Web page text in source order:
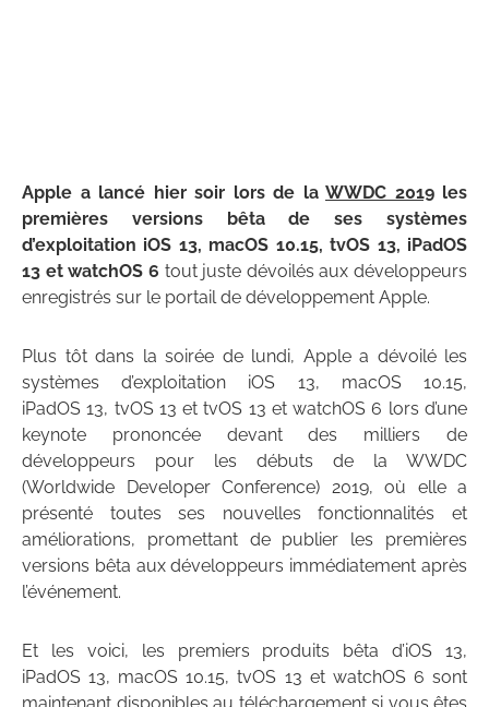
Apple a lancé hier soir lors de la WWDC 2019les
premières versions bêta de ses systèmes
d’exploitation iOS 13, macOS 10.15, tvOS 13, iPadOS
13 et watchOS 6 tout juste dévoilés aux développeurs
enregistrés sur le portail de développement Apple.
Plus tôt dans la soirée de lundi, Apple a dévoilé les
systèmes d’exploitation iOS 13, macOS 10.15,
iPadOS 13, tvOS 13 et tvOS 13 et watchOS 6 lors d’une
keynote prononcée devant des milliers de
développeurs pour les débuts de la WWDC
(Worldwide Developer Conference) 2019, où elle a
présenté toutes ses nouvelles fonctionnalités et
améliorations, promettant de publier les premières
versions bêta aux développeurs immédiatement après
l’événement.
Et les voici, les premiers produits bêta d’iOS 13,
iPadOS 13, macOS 10.15, tvOS 13 et watchOS 6 sont